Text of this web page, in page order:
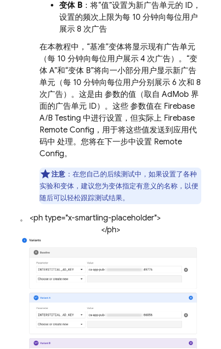
变体 B ：将“值”设置为新广告单元的 ID，
设置的频次上限为每 10 分钟向每位用户
展示 8 次广告
在本教程中，“基准”变体将显示现有广告单元
（每 10 分钟向每位用户展示 4 次广告）。“变
体 A”和“变体 B”将向一小部分用户显示新广告
单元（每 10 分钟向每位用户分别展示 6 次和 8
次广告）。这是由 参数的值（取自 AdMob 界
面的广告单元 ID）。这些 参数值在 Firebase
A/B Testing 中进行设置，但实际上 Firebase
Remote Config ，用于将这些值发送到应用代
码中 处理。您将在下一步中设置 Remote
Config。
注意 ：在您自己的后续测试中，如果设置了各种
实验和变体，建议您为变体指定有意义的名称，以便
随后可以轻松跟踪测试结果。
。 <ph type="x-smartling-placeholder">
</ph>